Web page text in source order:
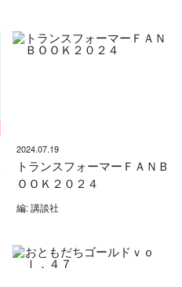
2024.07.19
トランスフォーマーＦＡＮＢ
ＯＯＫ２０２４
編: 講談社